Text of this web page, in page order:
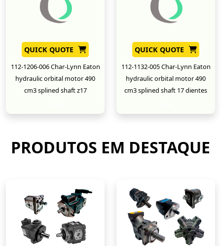
QUICK QUOTE
112-1206-006 Char-Lynn Eaton
hydraulic orbital motor 490
cm3 splined shaft z17
QUICK QUOTE
112-1132-005 Char-Lynn Eaton
hydraulic orbital motor 490
cm3 splined shaft 17 dientes
PRODUTOS EM DESTAQUE